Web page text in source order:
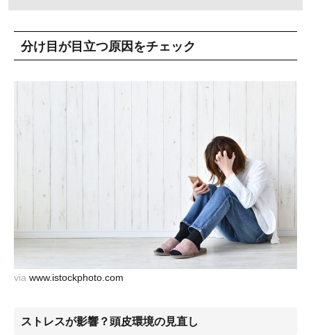
分け目が目立つ原因をチェック
via www.istockphoto.com
ストレスが影響？頭皮環境の見直し